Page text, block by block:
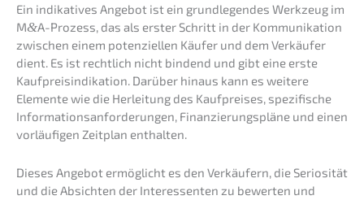
Ein indika­ti­ves Angebot ist ein grund­le­gen­des Werkzeug im
M&A-Prozess, das als erster Schritt in der Kommu­ni­ka­ti­on
zwischen einem poten­zi­el­len Käufer und dem Verkäu­fer
dient. Es ist recht­lich nicht bindend und gibt eine erste
Kaufpreis­in­di­ka­ti­on. Darüber hinaus kann es weite­re
Elemen­te wie die Herlei­tung des Kaufprei­ses, spezi­fi­sche
Infor­ma­ti­ons­an­for­de­run­gen, Finan­zie­rungs­plä­ne und einen
vorläu­fi­gen Zeitplan enthalten.
Dieses Angebot ermög­licht es den Verkäu­fern, die Serio­si­tät
und die Absich­ten der Inter­es­sen­ten zu bewer­ten und